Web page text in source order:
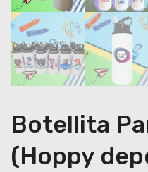
Botellita
(Hoppy